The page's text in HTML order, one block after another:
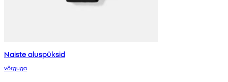
Naiste aluspüksid
võrguga